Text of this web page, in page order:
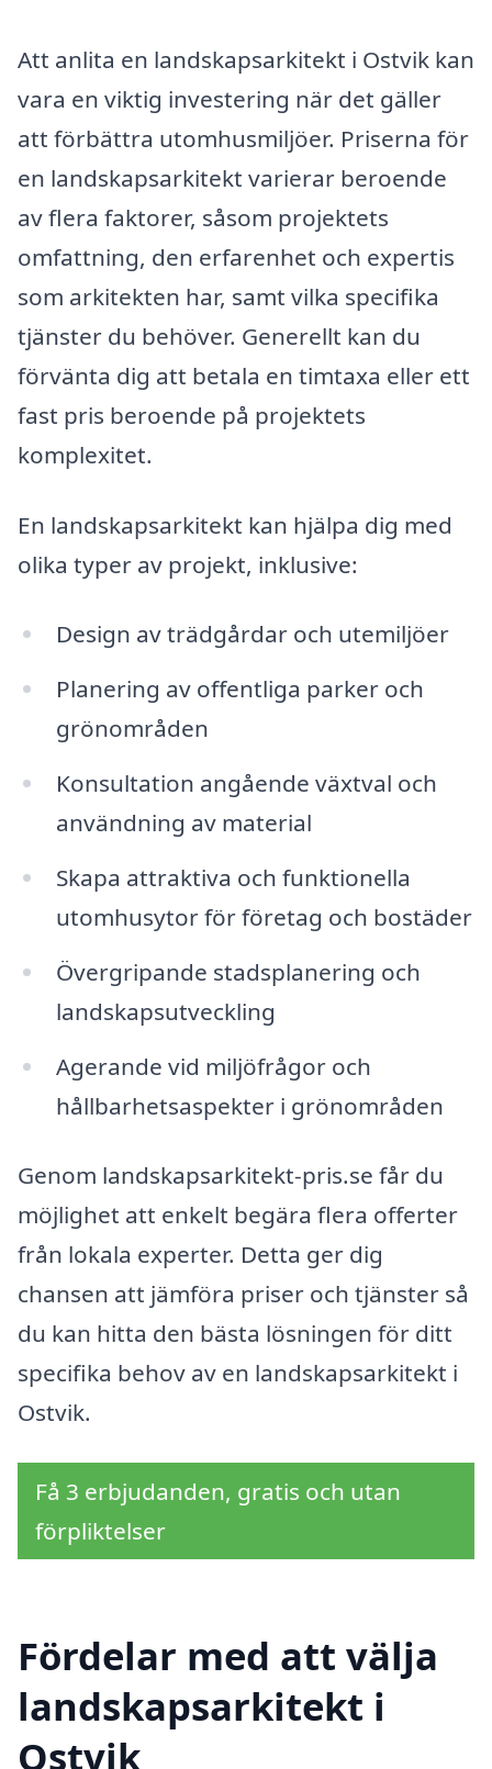
Att anlita en landskapsarkitekt i Ostvik kan
vara en viktig investering när det gäller
att förbättra utomhusmiljöer. Priserna för
en landskapsarkitekt varierar beroende
av flera faktorer, såsom projektets
omfattning, den erfarenhet och expertis
som arkitekten har, samt vilka specifika
tjänster du behöver. Generellt kan du
förvänta dig att betala en timtaxa eller ett
fast pris beroende på projektets
komplexitet.
En landskapsarkitekt kan hjälpa dig med
olika typer av projekt, inklusive:
Design av trädgårdar och utemiljöer
Planering av offentliga parker och
grönområden
Konsultation angående växtval och
användning av material
Skapa attraktiva och funktionella
utomhusytor för företag och bostäder
Övergripande stadsplanering och
landskapsutveckling
Agerande vid miljöfrågor och
hållbarhetsaspekter i grönområden
Genom landskapsarkitekt-pris.se får du
möjlighet att enkelt begära flera offerter
från lokala experter. Detta ger dig
chansen att jämföra priser och tjänster så
du kan hitta den bästa lösningen för ditt
specifika behov av en landskapsarkitekt i
Ostvik.
Få 3 erbjudanden, gratis och utan
förpliktelser
Fördelar med att välja
landskapsarkitekt i
Ostvik